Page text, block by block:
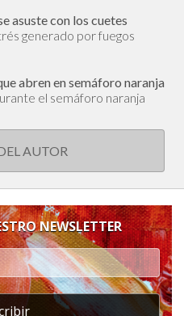
asuste con los cuetes
generado por fuegos
abren en semáforo naranja
el semáforo naranja
AUTOR
NEWSLETTER